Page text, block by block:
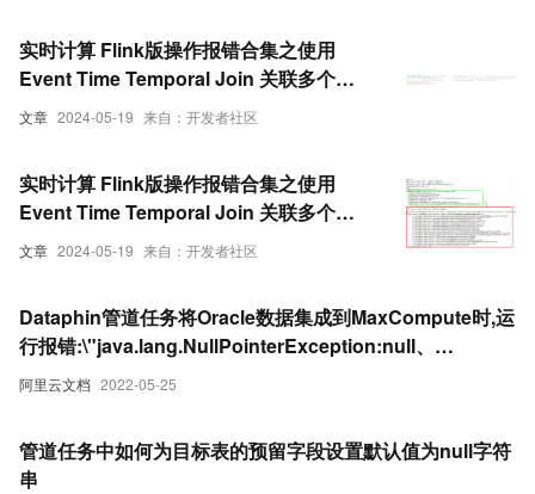
文章 2024-05-19 来自：开发者社区
实时计算 Flink版操作报错合集之使用
Event Time Temporal Join 关联多个
HBase 后，Kafka 数据的某个字段变为
文章 2024-05-19 来自：开发者社区
实时计算 Flink版操作报错合集之使用
Event Time Temporal Join 关联多个
HBase 后，Kafka 数据的某个字段变为
阿里云文档 2022-05-25
Dataphin管道任务将Oracle数据集成到MaxCompute时,运
行报错:\"java.lang.NullPointerException:null、
[DlinkTrans-字段计算
管道任务中如何为目标表的预留字段设置默认值为null字符
串